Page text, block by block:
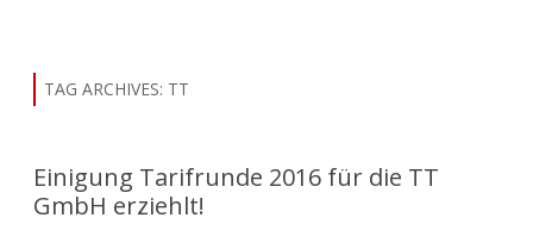
TAG ARCHIVES: TT
Einigung Tarifrunde 2016 für die TT
GmbH erziehlt!